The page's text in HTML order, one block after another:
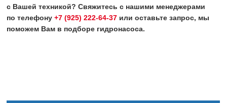
с Вашей техникой? Свяжитесь с нашими менеджерами
по телефону+7 (925) 222-64-37 или оставьте запрос, мы
поможем Вам в подборе гидронасоса.